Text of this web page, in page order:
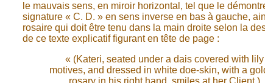
le mauvais sens, en miroir horizontal, tel que le
signature « C. D. » en sens inverse en bas à gauche,
rosaire qui doit être tenu dans la main droite selon la
de ce texte explicatif figurant en tête de page :
« (Kateri, seated under a dais covered with lily
motives, and dressed in white doe-skin, with a
rosary in his right hand, smiles at her Client.)